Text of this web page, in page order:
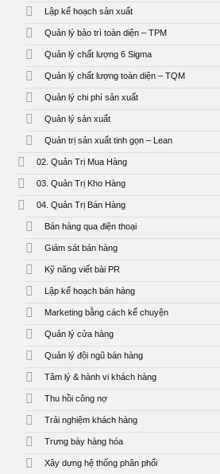
Lập kế hoạch sản xuất
Quản lý bảo trì toàn diện – TPM
Quản lý chất lượng 6 Sigma
Quản lý chất lượng toàn diện – TQM
Quản lý chi phí sản xuất
Quản lý sản xuất
Quản trị sản xuất tinh gọn – Lean
02. Quản Trị Mua Hàng
03. Quản Trị Kho Hàng
04. Quản Trị Bán Hàng
Bán hàng qua điện thoại
Giám sát bán hàng
Kỹ năng viết bài PR
Lập kế hoạch bán hàng
Marketing bằng cách kể chuyện
Quản lý cửa hàng
Quản lý đội ngũ bán hàng
Tâm lý & hành vi khách hàng
Thu hồi công nợ
Trải nghiệm khách hàng
Trưng bày hàng hóa
Xây dựng hệ thống phân phối